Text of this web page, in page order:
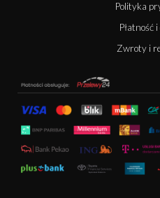
Polityka
Płatność
Zwroty i